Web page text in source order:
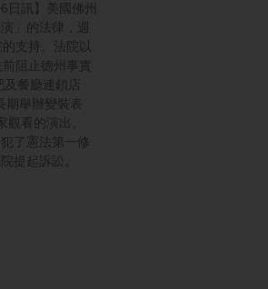
日訊】美國佛州
」的法律，週
支持。法院以
阻止德州事實
餐廳連鎖店
期舉辦變裝表
看的演出。
了憲法第一修
提起訴訟。